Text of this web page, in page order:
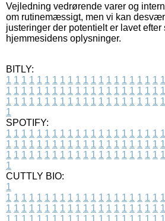
Vejledning vedrørende varer og
om rutinemæssigt, men vi kan
justeringer der potentielt er lavet
hjemmesidens oplysninger.
BITLY:
1 1 1 1 1 1 1 1 1 1 1 1 1 1 1 1 1 1 1 1 1
1 1 1 1 1 1 1 1 1 1 1 1 1 1 1 1 1 1 1 1 1
1 1 1 1 1 1 1 1 1 1 1 1 1 1 1 1 1 1 1 1 1
1
SPOTIFY:
1 1 1 1 1 1 1 1 1 1 1 1 1 1 1 1 1 1 1 1 1
1 1 1 1 1 1 1 1 1 1 1 1 1 1 1 1 1 1 1 1 1
1 1 1 1 1 1 1 1 1 1 1 1 1 1 1 1 1 1 1 1 1
1
CUTTLY BIO:
1
1 1 1 1 1 1 1 1 1 1 1 1 1 1 1 1 1 1 1 1 1
1 1 1 1 1 1 1 1 1 1 1 1 1 1 1 1 1 1 1 1 1
1 1 1 1 1 1 1 1 1 1 1 1 1 1 1 1 1 1 1 1 1